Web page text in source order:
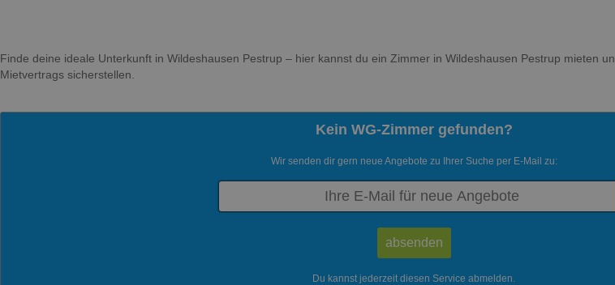
Finde deine ideale Unterkunft in Wildeshausen Pestrup – hier kannst du ein Zimmer in Wildeshausen Pestrup mieten
Mietvertrags sicherstellen.
Kein WG-Zimmer gefunden?
Wir senden dir gern neue Angebote zu Ihrer Suche per E-Mail zu:
Du kannst jederzeit diesen Service abmelden.